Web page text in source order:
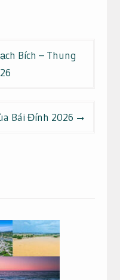
Bích – Thung
Bái Đính 2026